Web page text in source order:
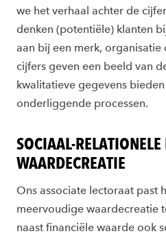
we het verhaal achter de
denken (potentiële) klanten
aan bij een merk, organisatie
cijfers geven een beeld van
kwalitatieve gegevens
onderliggende processen.
SOCIAAL-
WAARDECREATIE
Ons associate lectoraat past h
meervoudige waardecreatie
naast financiële waarde ook